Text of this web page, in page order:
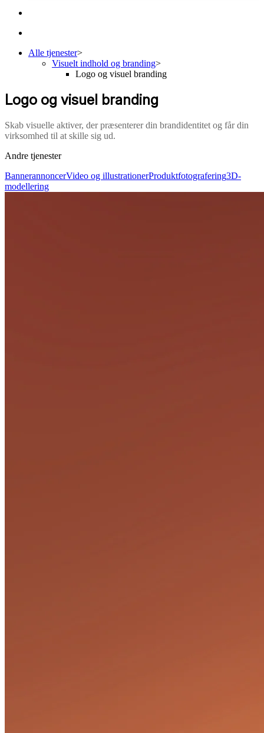
Alle tjenester>
Visuelt indhold og branding>
Logo og visuel branding
Logo og visuel branding
Skab visuelle aktiver, der præsenterer din brandidentitet og får din
virksomhed til at skille sig ud.
Andre tjenester
BannerannoncerVideo og illustrationerProduktfotografering3D-
modellering